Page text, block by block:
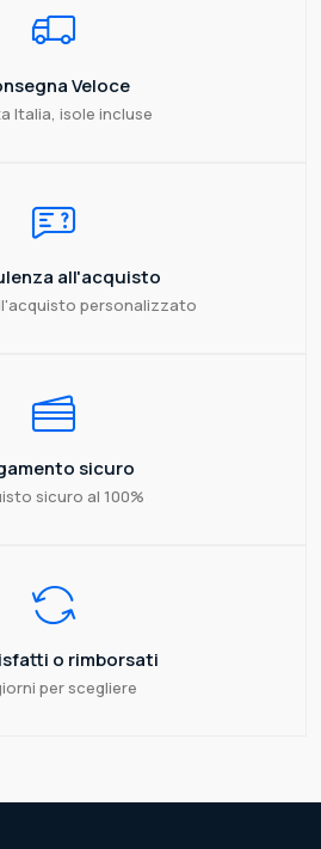
Veloce
Italia, isole incluse
all'acquisto
personalizzato
sicuro
sicuro al 100%
o rimborsati
per scegliere